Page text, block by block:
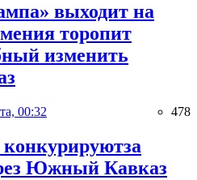
выходит на
торопит
изменить
00:32 478
Южный Кавказ